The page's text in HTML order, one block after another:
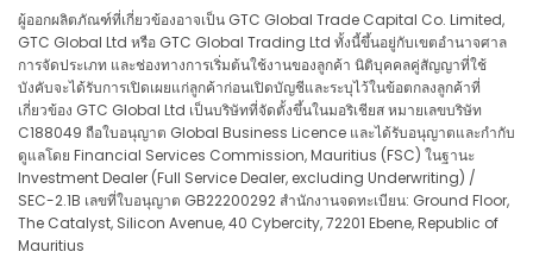
ผู้ออกผลิตภัณฑ์ที่เกี่ยวข้องอาจเป็น GTC Global Trade Capital Co. Limited,
GTC Global Ltd หรือ GTC Global Trading Ltd ทั้งนี้ขึ้นอยู่กับเขตอำนาจศาล
การจัดประเภท และช่องทางการเริ่มต้นใช้งานของลูกค้า นิติบุคคลคู่สัญญาที่ใช้
บังคับจะได้รับการเปิดเผยแก่ลูกค้าก่อนเปิดบัญชีและระบุไว้ในข้อตกลงลูกค้าที่
เกี่ยวข้อง GTC Global Ltd เป็นบริษัทที่จัดตั้งขึ้นในมอริเชียส หมายเลขบริษัท
C188049 ถือใบอนุญาต Global Business Licence และได้รับอนุญาตและกำกับ
ดูแลโดย Financial Services Commission, Mauritius (FSC) ในฐานะ
Investment Dealer (Full Service Dealer, excluding Underwriting) /
SEC-2.1B เลขที่ใบอนุญาต GB22200292 สำนักงานจดทะเบียน: Ground Floor,
The Catalyst, Silicon Avenue, 40 Cybercity, 72201 Ebene, Republic of
Mauritius